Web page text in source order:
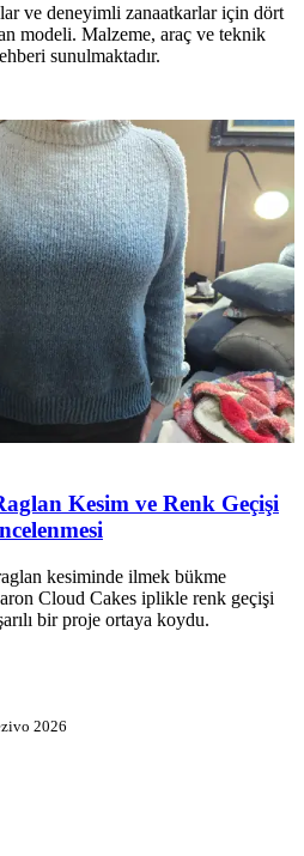
ve deneyimli zanaatkarlar için dört
modeli. Malzeme, araç ve teknik
sunulmaktadır.
Kesim ve Renk Geçişi
kesiminde ilmek bükme
Cloud Cakes iplikle renk geçişi
bir proje ortaya koydu.
2026